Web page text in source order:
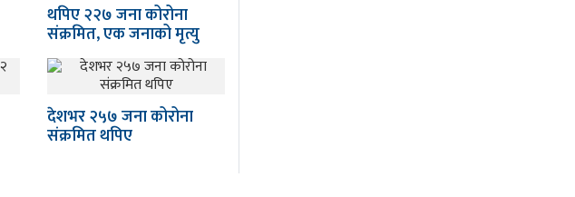
थपिए २२७ जना कोरोना
संक्रमित, एक जनाको मृत्यु
देशभर २५७ जना कोरोना
संक्रमित थपिए